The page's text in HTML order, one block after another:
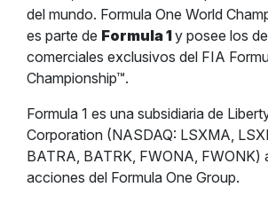
del mundo. Formula One World
es parte de Formula 1y posee los
comerciales exclusivos del FIA
Championship™.
Formula 1 es una subsidiaria de
Corporation (NASDAQ: LSXMA,
BATRA, BATRK, FWONA, FWONK)
acciones del Formula One Group.